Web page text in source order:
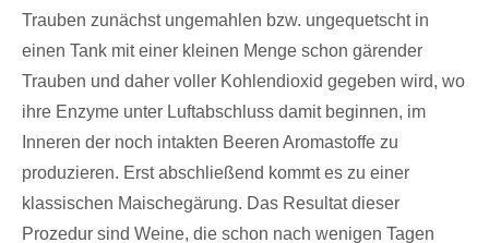
Trauben zunächst ungemahlen bzw. ungequetscht in
einen Tank mit einer kleinen Menge schon gärender
Trauben und daher voller Kohlendioxid gegeben wird, wo
ihre Enzyme unter Luftabschluss damit beginnen, im
Inneren der noch intakten Beeren Aromastoffe zu
produzieren. Erst abschließend kommt es zu einer
klassischen Maischegärung. Das Resultat dieser
Prozedur sind Weine, die schon nach wenigen Tagen